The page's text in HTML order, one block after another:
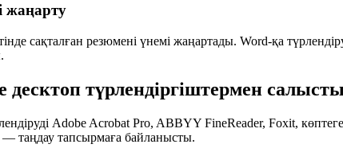
жаңарту
сақталған резюмені үнемі жаңартады. Word-қа
десктоп түрлендіргіштермен
Adobe Acrobat Pro, ABBYY FineReader, Foxit,
таңдау тапсырмаға байланысты.